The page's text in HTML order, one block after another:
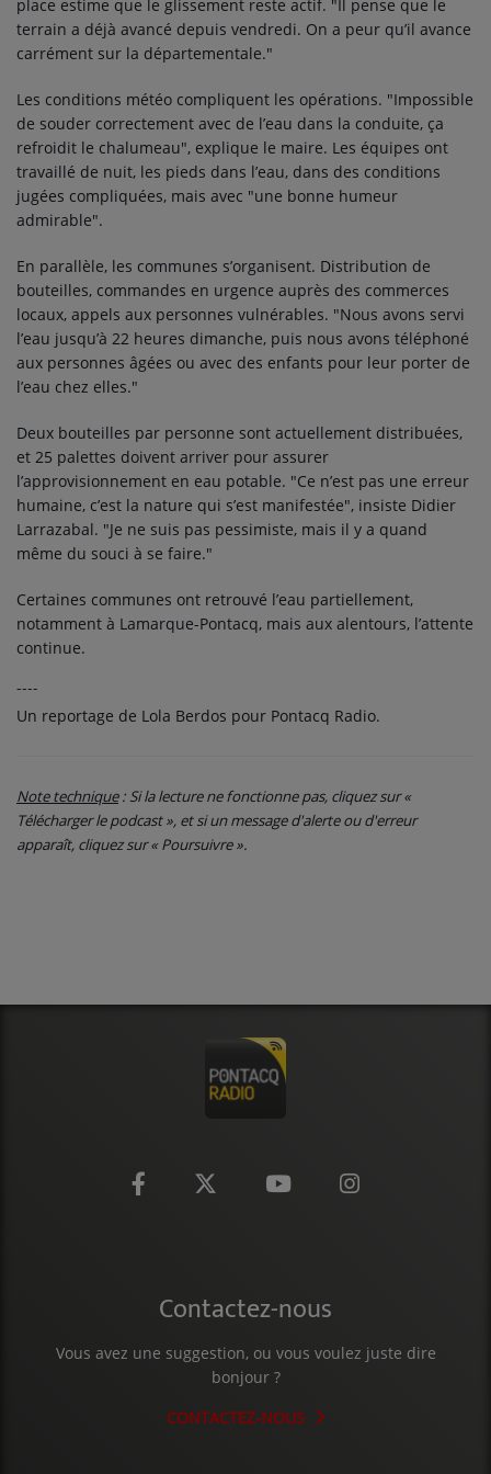
place estime que le glissement reste actif. "Il pense que le
terrain a déjà avancé depuis vendredi. On a peur qu’il avance
carrément sur la départementale."
Les conditions météo compliquent les opérations. "Impossible
de souder correctement avec de l’eau dans la conduite, ça
refroidit le chalumeau", explique le maire. Les équipes ont
travaillé de nuit, les pieds dans l’eau, dans des conditions
jugées compliquées, mais avec "une bonne humeur
admirable".
En parallèle, les communes s’organisent. Distribution de
bouteilles, commandes en urgence auprès des commerces
locaux, appels aux personnes vulnérables. "Nous avons servi
l’eau jusqu’à 22 heures dimanche, puis nous avons téléphoné
aux personnes âgées ou avec des enfants pour leur porter de
l’eau chez elles."
Deux bouteilles par personne sont actuellement distribuées,
et 25 palettes doivent arriver pour assurer
l’approvisionnement en eau potable. "Ce n’est pas une erreur
humaine, c’est la nature qui s’est manifestée", insiste Didier
Larrazabal. "Je ne suis pas pessimiste, mais il y a quand
même du souci à se faire."
Certaines communes ont retrouvé l’eau partiellement,
notamment à Lamarque-Pontacq, mais aux alentours, l’attente
continue.
----
Un reportage de Lola Berdos pour Pontacq Radio.
Note technique: Si la lecture ne fonctionne pas, cliquez sur «
Télécharger le podcast », et si un message d'alerte ou d'erreur
apparaît, cliquez sur « Poursuivre ».
Contactez-nous
Vous avez une suggestion, ou vous voulez juste dire
bonjour ?
CONTACTEZ-NOUS